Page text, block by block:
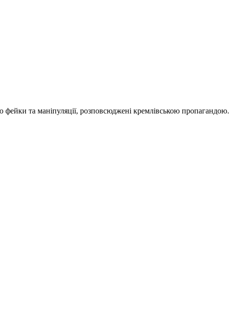
та маніпуляції, розповсюджені кремлівською пропагандою.